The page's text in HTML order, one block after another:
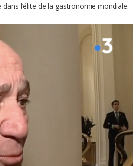
l’élite de la gastronomie mondiale.